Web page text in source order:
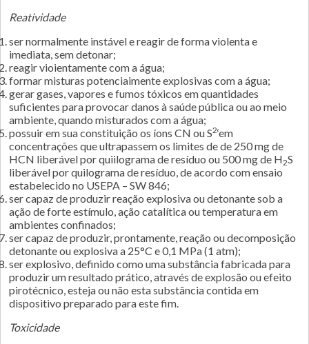
Reatividade
ser normalmente instável e reagir de forma violenta e
imediata, sem detonar;
reagir vioientamente com a água;
formar misturas potenciaimente explosivas com a água;
gerar gases, vapores e fumos tóxicos em quantidades
suficientes para provocar danos à saúde pública ou ao meio
ambiente, quando misturados com a água;
possuir em sua constituição os íons CN ou S2‘em
concentrações que ultrapassem os limites de de 250 mg de
HCN liberável por quiilograma de resíduo ou 500 mg de H2S
liberável por quilograma de resíduo, de acordo com ensaio
estabelecido no USEPA – SW 846;
ser capaz de produzir reação explosiva ou detonante sob a
ação de forte estímulo, ação catalítica ou temperatura em
ambientes confinados;
ser capaz de produzir, prontamente, reação ou decomposição
detonante ou explosiva a 25°C e 0,1 MPa (1 atm);
ser explosivo, definido como uma substância fabricada para
produzir um resultado prático, através de explosão ou efeito
pirotécnico, esteja ou não esta substância contida em
dispositivo preparado para este fim.
Toxicidade